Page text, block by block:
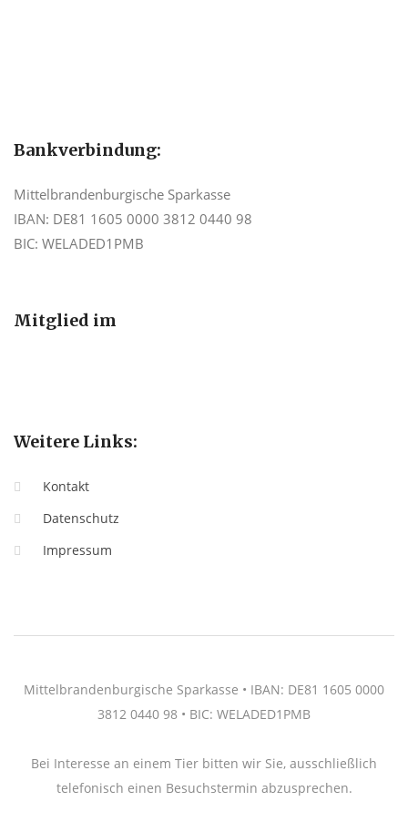
Bankverbindung:
Mittelbrandenburgische Sparkasse
IBAN: DE81 1605 0000 3812 0440 98
BIC: WELADED1PMB
Mitglied im
Weitere Links:
Kontakt
Datenschutz
Impressum
Mittelbrandenburgische Sparkasse • IBAN: DE81 1605 0000
3812 0440 98 • BIC: WELADED1PMB
Bei Interesse an einem Tier bitten wir Sie, ausschließlich
telefonisch einen Besuchstermin abzusprechen.